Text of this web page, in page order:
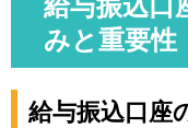
6-4. 従業員負担
7. 給与振込口座を選
7-2. 生活スタイル
みと重要性
給与振込口座